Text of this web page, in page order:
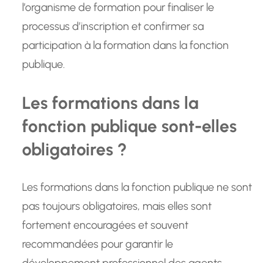
l’organisme de formation pour finaliser le
processus d’inscription et confirmer sa
participation à la formation dans la fonction
publique.
Les formations dans la
fonction publique sont-elles
obligatoires ?
Les formations dans la fonction publique ne sont
pas toujours obligatoires, mais elles sont
fortement encouragées et souvent
recommandées pour garantir le